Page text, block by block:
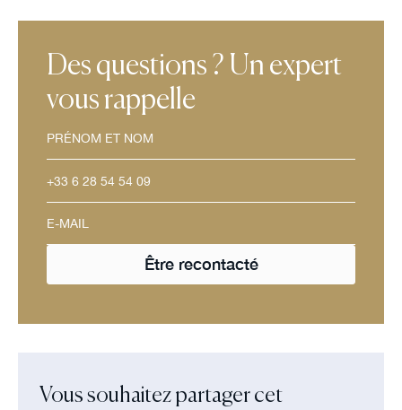
Des questions ? Un expert
vous rappelle
Vous souhaitez partager cet